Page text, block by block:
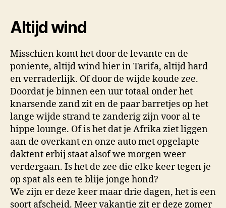
Altijd wind
Misschien komt het door de levante en de
poniente, altijd wind hier in Tarifa, altijd hard
en verraderlijk. Of door de wijde koude zee.
Doordat je binnen een uur totaal onder het
knarsende zand zit en de paar barretjes op het
lange wijde strand te zanderig zijn voor al te
hippe lounge. Of is het dat je Afrika ziet liggen
aan de overkant en onze auto met opgelapte
daktent erbij staat alsof we morgen weer
verdergaan. Is het de zee die elke keer tegen je
op spat als een te blije jonge hond?
We zijn er deze keer maar drie dagen, het is een
soort afscheid. Meer vakantie zit er deze zomer